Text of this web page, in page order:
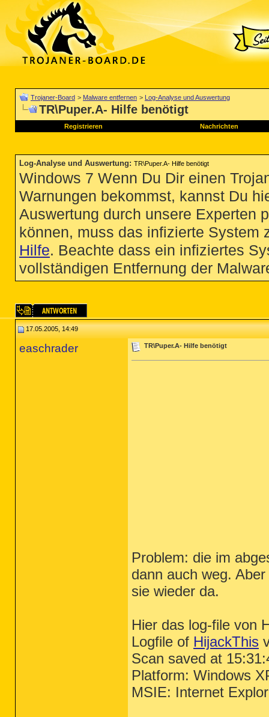
Trojaner-Board > Malware entfernen > Log-Analyse und Auswertung
TR\Puper.A- Hilfe benötigt
Registrieren Nachrichten
Log-Analyse und Auswertung: TR\Puper.A- Hilfe benötigt
Windows 7 Wenn Du Dir einen
Warnungen bekommst, kannst Du
Auswertung durch unsere Experten
können, muss das infizierte System
Hilfe. Beachte dass ein infiziertes
vollständigen Entfernung der
17.05.2005, 14:49
easchrader TR\Puper.A- Hilfe benötigt
Problem: die im
dann auch weg.
sie wieder da.
Hier das log-file von
Logfile of HijackThis
Scan saved at
Platform: Windows
MSIE: Internet